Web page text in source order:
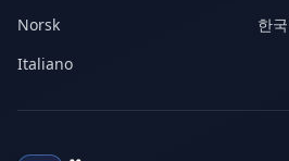
Norsk
한
Italiano